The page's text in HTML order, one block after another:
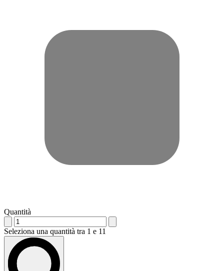
Quantità
Seleziona una quantità tra 1 e 11